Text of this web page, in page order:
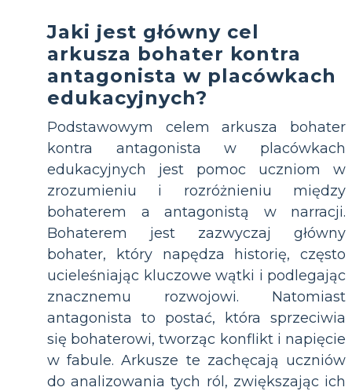
Jaki jest główny cel
arkusza bohater kontra
antagonista w placówkach
edukacyjnych?
Podstawowym celem arkusza bohater
kontra antagonista w placówkach
edukacyjnych jest pomoc uczniom w
zrozumieniu i rozróżnieniu między
bohaterem a antagonistą w narracji.
Bohaterem jest zazwyczaj główny
bohater, który napędza historię, często
ucieleśniając kluczowe wątki i podlegając
znacznemu rozwojowi. Natomiast
antagonista to postać, która sprzeciwia
się bohaterowi, tworząc konflikt i napięcie
w fabule. Arkusze te zachęcają uczniów
do analizowania tych ról, zwiększając ich